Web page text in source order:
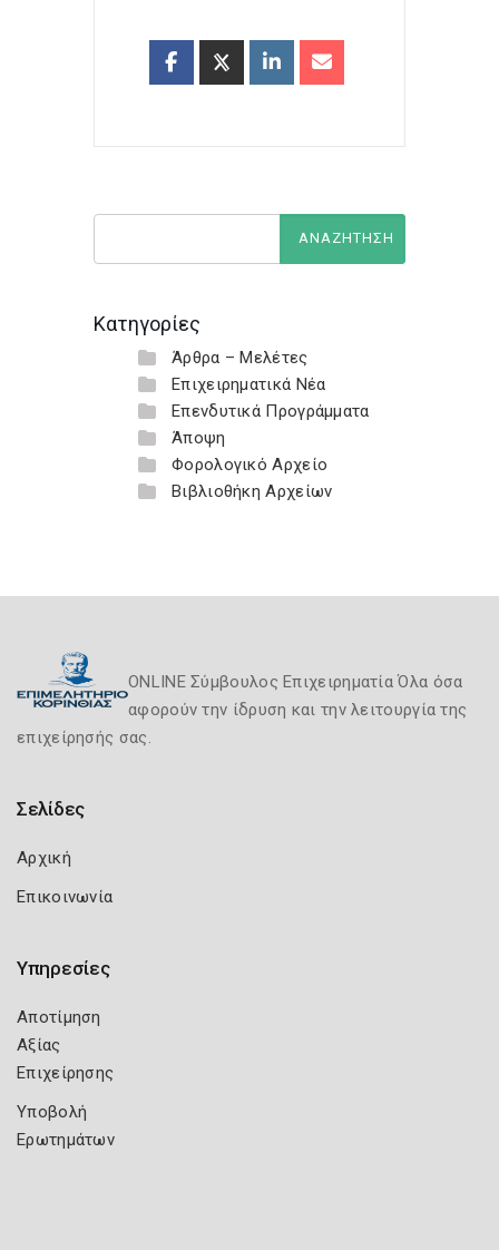
Κατηγορίες
Άρθρα – Μελέτες
Επιχειρηματικά Νέα
Επενδυτικά Προγράμματα
Άποψη
Φορολογικό Αρχείο
Βιβλιοθήκη Αρχείων
ONLINE Σύμβουλος Επιχειρηματία Όλα όσα
αφορούν την ίδρυση και την λειτουργία της
επιχείρησής σας.
Σελίδες
Αρχική
Επικοινωνία
Υπηρεσίες
Αποτίμηση
Αξίας
Επιχείρησης
Υποβολή
Ερωτημάτων